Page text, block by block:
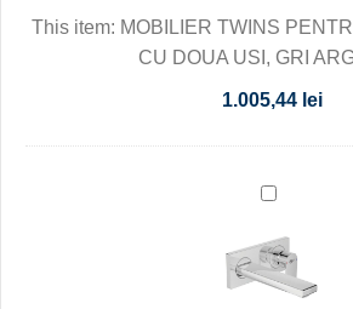
CM
CU
DOUA
GRI
This item: MOBILIER TWINS
CU DOUA USI, GRI
1.005,44 lei
BATERIE
EDGE